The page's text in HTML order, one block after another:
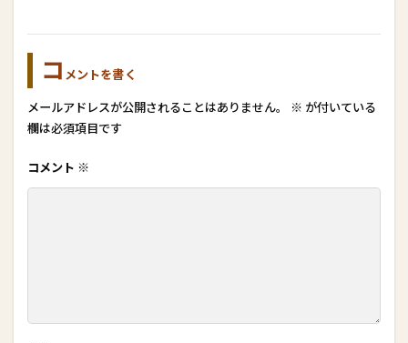
コ メントを書く
メールアドレスが公開されることはありません。 ※ が付いている
欄は必須項目です
コメント ※